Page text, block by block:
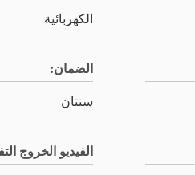
الكهربائية
الضمان:
سنتان
الفيديو الخروج